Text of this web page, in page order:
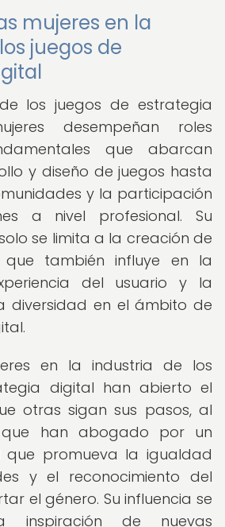
mujeres en la
juegos de
los juegos de estrategia
desempeñan roles
que abarcan
y diseño de juegos hasta
y la participación
a nivel profesional. Su
se limita a la creación de
que también influye en la
del usuario y la
diversidad en el ámbito de
en la industria de los
digital han abierto el
otras sigan sus pasos, al
han abogado por un
que promueva la igualdad
y el reconocimiento del
el género. Su influencia se
inspiración de nuevas